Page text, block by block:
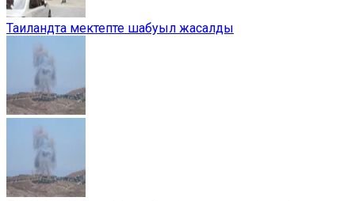
Таиландта мектепте шабуыл жасалды